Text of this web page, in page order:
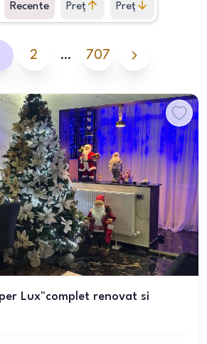
Recente Preț
crescător
Preț
descrescător
2 … 707
Lux"complet renovat si